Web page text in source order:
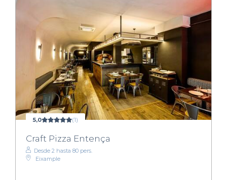
5,0 (1)
Craft Pizza Entença
Desde 2 hasta 80 pers.
Eixample